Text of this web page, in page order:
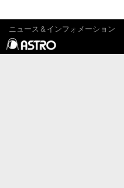
ニュース＆インフォメーション